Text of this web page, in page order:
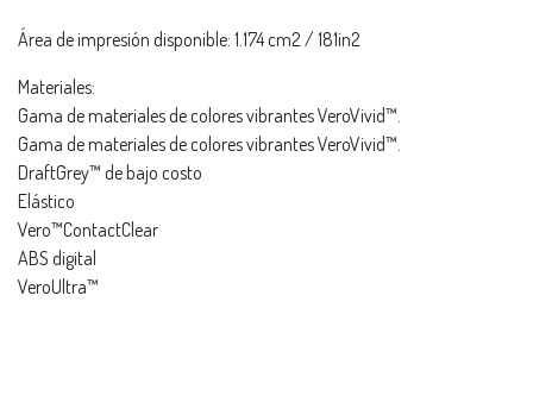
Área de impresión disponible: 1.174 cm2 / 181in2
Materiales:
Gama de materiales de colores vibrantes VeroVivid™.
Gama de materiales de colores vibrantes VeroVivid™.
DraftGrey™ de bajo costo
Elástico
Vero™ContactClear
ABS digital
VeroUltra™